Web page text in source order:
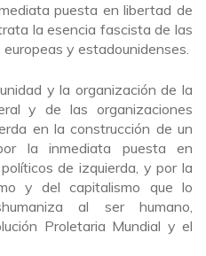
puesta en libertad de
la esencia fascista de las
y estadounidenses.
y la organización de la
y de las organizaciones
en la construcción de un
la inmediata puesta en
de izquierda, y por la
y del capitalismo que lo
al ser humano,
Proletaria Mundial y el